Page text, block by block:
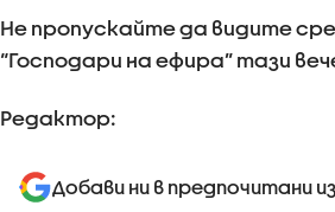
Не пропускайте да видите
“Господари на ефира” тази
Редактор:
Добави ни в предпочитани